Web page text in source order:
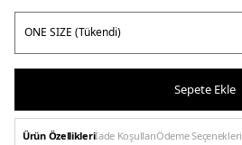
Sepete Ekle
Ürün Özellikleriİade KoşullarıÖdeme Seçenekleri